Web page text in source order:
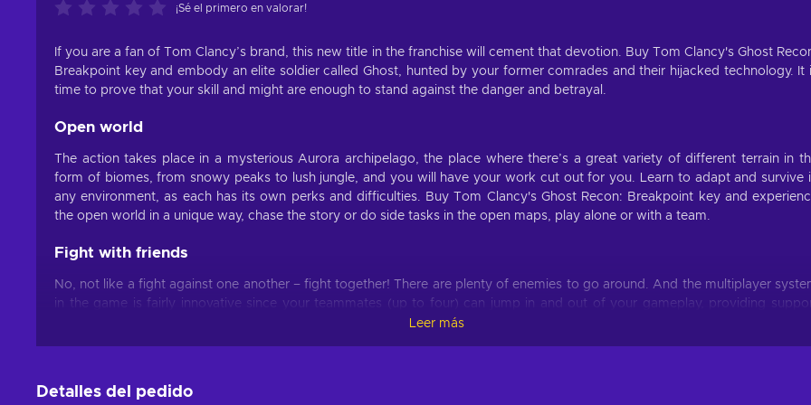
¡Sé el primero en valorar!
If you are a fan of Tom Clancy’s brand, this new title in the franchise will cement that devotion. Buy Tom Clancy's Ghost
Breakpoint key and embody an elite soldier called Ghost, hunted by your former comrades and their hijacked technology. It
time to prove that your skill and might are enough to stand against the danger and betrayal.
Open world
The action takes place in a mysterious Aurora archipelago, the place where there’s a great variety of different terrain in
form of biomes, from snowy peaks to lush jungle, and you will have your work cut out for you. Learn to adapt and survive
any environment, as each has its own perks and difficulties. Buy Tom Clancy's Ghost Recon: Breakpoint key and
the open world in a unique way, chase the story or do side tasks in the open maps, play alone or with a team.
Fight with friends
No, not like a fight against one another – fight together! There are plenty of enemies to go around. And the multiplayer
in the game is fairly innovative since your teammates (up to four) can jump in and out of your gameplay, providing
when you least expect it, but most need it! There are several features that also center around team play. One of them being
they can be taken care of!
Leer más
Detalles del pedido